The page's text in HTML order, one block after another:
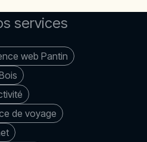
services
web Pantin
de voyage